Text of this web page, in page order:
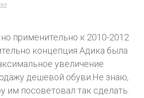
применительно к 2010-2012
концепция Адика была
увеличение
дешевой обуви.Не знаю,
им посоветовал так сделать.